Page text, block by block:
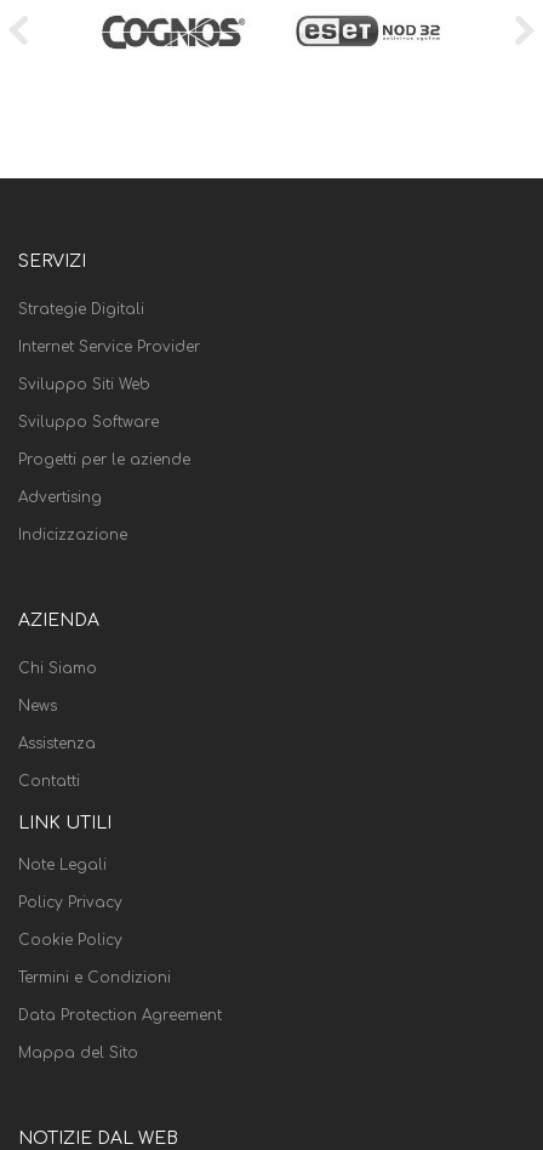
SERVIZI
Strategie Digitali
Internet Service Provider
Sviluppo Siti Web
Sviluppo Software
Progetti per le aziende
Advertising
Indicizzazione
AZIENDA
Chi Siamo
News
Assistenza
Contatti
LINK UTILI
Note Legali
Policy Privacy
Cookie Policy
Termini e Condizioni
Data Protection Agreement
Mappa del Sito
NOTIZIE DAL WEB